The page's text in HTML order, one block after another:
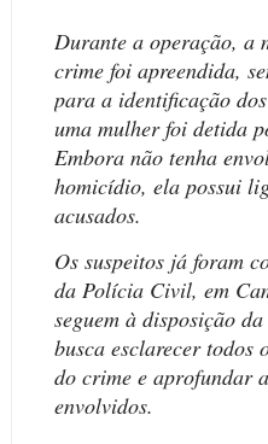
Durante a operação, a
crime foi apreendida,
para a identificação
uma mulher foi detida
Embora não tenha
homicídio, ela possui
acusados.
Os suspeitos já foram
da Polícia Civil, em
seguem à disposição
busca esclarecer todos
do crime e aprofundar
envolvidos.